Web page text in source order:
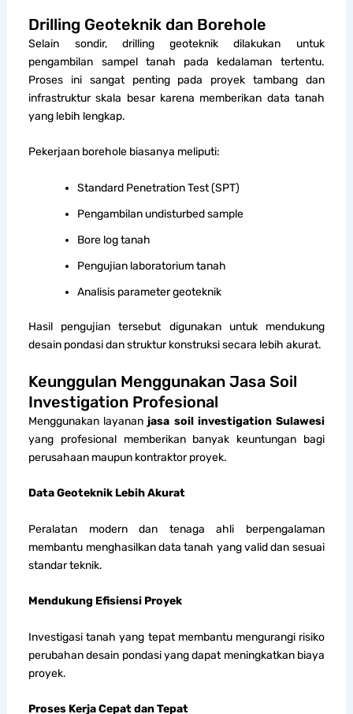
Drilling Geoteknik dan Borehole
Selain sondir, drilling geoteknik dilakukan untuk
pengambilan sampel tanah pada kedalaman tertentu.
Proses ini sangat penting pada proyek tambang dan
infrastruktur skala besar karena memberikan data tanah
yang lebih lengkap.
Pekerjaan borehole biasanya meliputi:
Standard Penetration Test (SPT)
Pengambilan undisturbed sample
Bore log tanah
Pengujian laboratorium tanah
Analisis parameter geoteknik
Hasil pengujian tersebut digunakan untuk mendukung
desain pondasi dan struktur konstruksi secara lebih akurat.
Keunggulan Menggunakan Jasa Soil
Investigation Profesional
Menggunakan layanan jasa soil investigation Sulawesi
yang profesional memberikan banyak keuntungan bagi
perusahaan maupun kontraktor proyek.
Data Geoteknik Lebih Akurat
Peralatan modern dan tenaga ahli berpengalaman
membantu menghasilkan data tanah yang valid dan sesuai
standar teknik.
Mendukung Efisiensi Proyek
Investigasi tanah yang tepat membantu mengurangi risiko
perubahan desain pondasi yang dapat meningkatkan biaya
proyek.
Proses Kerja Cepat dan Tepat